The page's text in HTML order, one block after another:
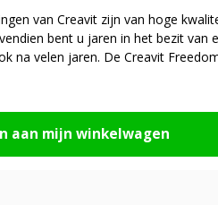
van Creavit zijn van hoge
bent u jaren in het bezit van
na velen jaren. De Creavit
aan mijn winkelwagen